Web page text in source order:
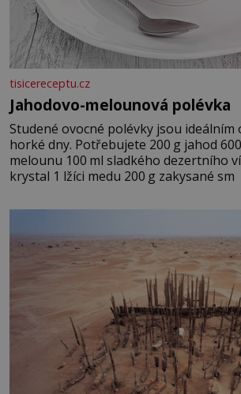
tisicereceptu.cz
Jahodovo-melounová polévka
Studené ovocné polévky jsou ideálním
horké dny. Potřebujete 200 g jahod 600 g žlutého
melounu 100 ml sladkého dezertního
krystal 1 lžíci medu 200 g zakysané sm